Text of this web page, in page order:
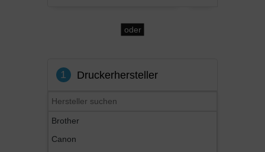
oder
1 Druckerhersteller
Brother
Canon